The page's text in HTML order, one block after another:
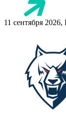
11 сентября